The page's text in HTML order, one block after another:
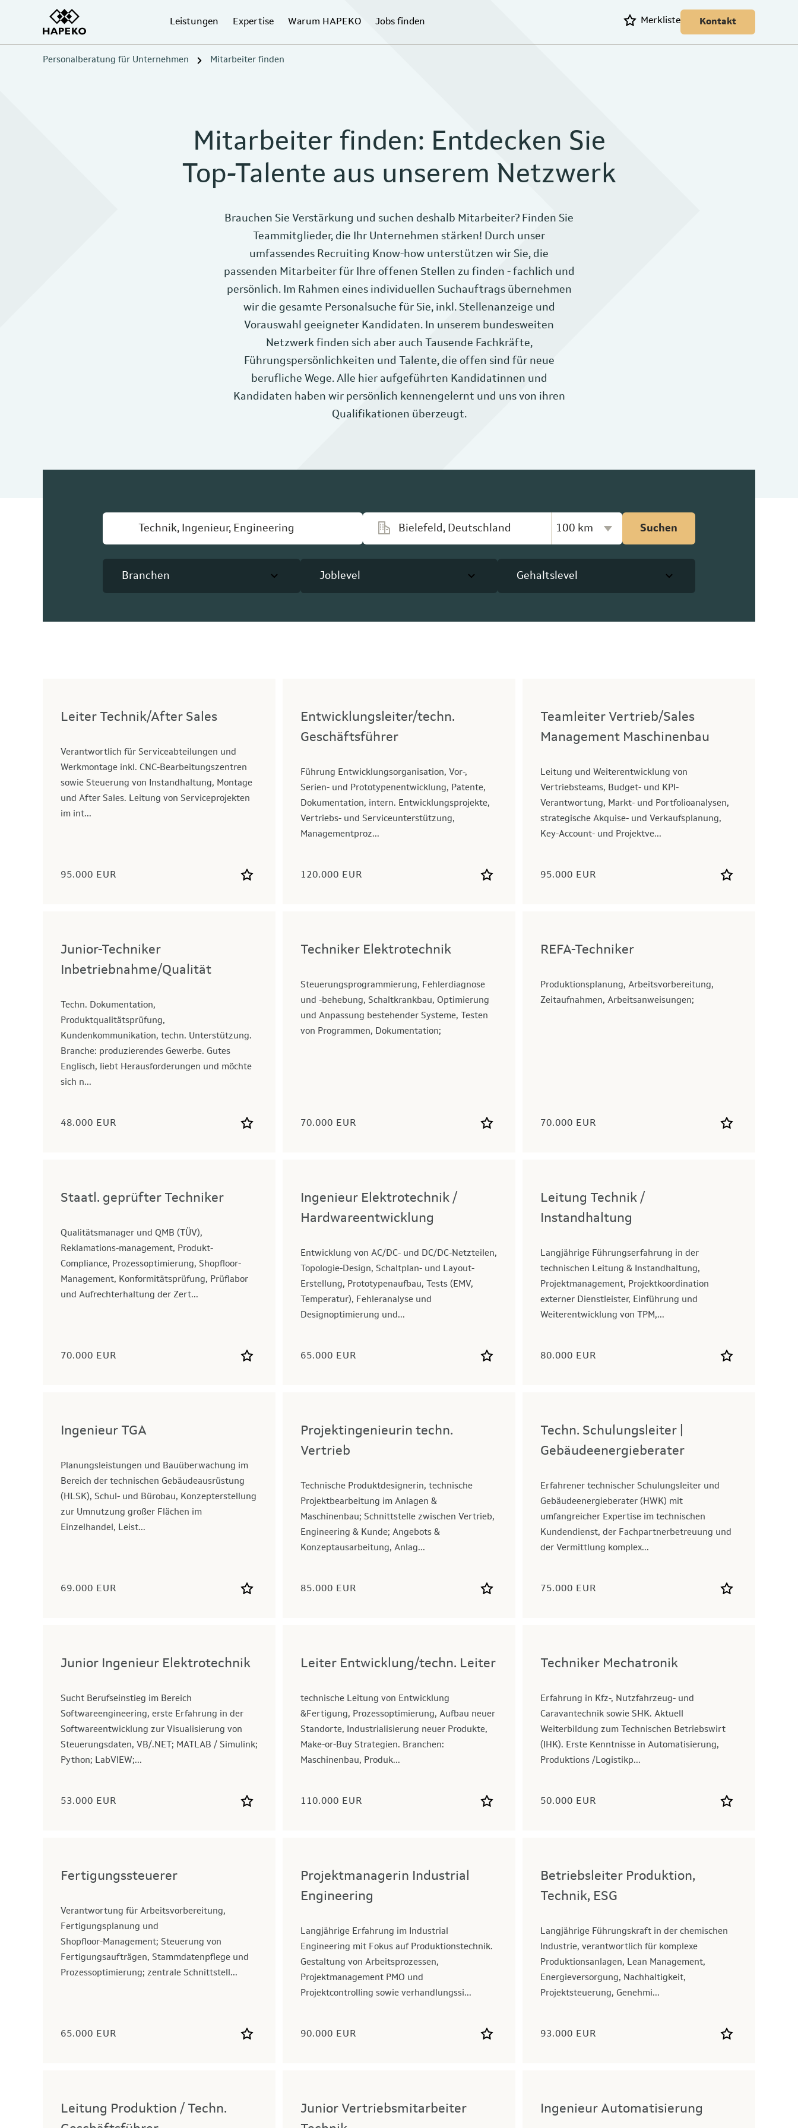
Leistungen Expertise Warum HAPEKO Jobs finden Merkliste Kontakt
Personalberatung für Unternehmen Mitarbeiter finden
Mitarbeiter finden: Entdecken Sie
Top-Talente aus unserem Netzwerk
Brauchen Sie Verstärkung und suchen deshalb Mitarbeiter? Finden Sie
Teammitglieder, die Ihr Unternehmen stärken! Durch unser
umfassendes Recruiting Know-how unterstützen wir Sie, die
passenden Mitarbeiter für Ihre offenen Stellen zu finden - fachlich und
persönlich. Im Rahmen eines individuellen Suchauftrags übernehmen
wir die gesamte Personalsuche für Sie, inkl. Stellenanzeige und
Vorauswahl geeigneter Kandidaten. In unserem bundesweiten
Netzwerk finden sich aber auch Tausende Fachkräfte,
Führungspersönlichkeiten und Talente, die offen sind für neue
berufliche Wege. Alle hier aufgeführten Kandidatinnen und
Kandidaten haben wir persönlich kennengelernt und uns von ihren
Qualifikationen überzeugt.
Kilometer-Radius
Suchen
Branchen Joblevel Gehaltslevel
Leiter Technik/After Sales
Verantwortlich für Serviceabteilungen und
Werkmontage inkl. CNC-Bearbeitungszentren
sowie Steuerung von Instandhaltung, Montage
und After Sales. Leitung von Serviceprojekten
im int...
95.000 EUR
Entwicklungsleiter/techn.
Geschäftsführer
Führung Entwicklungsorganisation, Vor-,
Serien- und Prototypenentwicklung, Patente,
Dokumentation, intern. Entwicklungsprojekte,
Vertriebs- und Serviceunterstützung,
Managementproz...
120.000 EUR
Teamleiter Vertrieb/Sales
Management Maschinenbau
Leitung und Weiterentwicklung von
Vertriebsteams, Budget- und KPI-
Verantwortung, Markt- und Portfolioanalysen,
strategische Akquise- und Verkaufsplanung,
Key-Account- und Projektve...
95.000 EUR
Junior-Techniker
Inbetriebnahme/Qualität
Techn. Dokumentation,
Produktqualitätsprüfung,
Kundenkommunikation, techn. Unterstützung.
Branche: produzierendes Gewerbe. Gutes
Englisch, liebt Herausforderungen und möchte
sich n...
48.000 EUR
Techniker Elektrotechnik
Steuerungsprogrammierung, Fehlerdiagnose
und -behebung, Schaltkrankbau, Optimierung
und Anpassung bestehender Systeme, Testen
von Programmen, Dokumentation;
70.000 EUR
REFA-Techniker
Produktionsplanung, Arbeitsvorbereitung,
Zeitaufnahmen, Arbeitsanweisungen;
70.000 EUR
Staatl. geprüfter Techniker
Qualitätsmanager und QMB (TÜV),
Reklamations-management, Produkt-
Compliance, Prozessoptimierung, Shopfloor-
Management, Konformitätsprüfung, Prüflabor
und Aufrechterhaltung der Zert...
70.000 EUR
Ingenieur Elektrotechnik /
Hardwareentwicklung
Entwicklung von AC/DC- und DC/DC-Netzteilen,
Topologie-Design, Schaltplan- und Layout-
Erstellung, Prototypenaufbau, Tests (EMV,
Temperatur), Fehleranalyse und
Designoptimierung und...
65.000 EUR
Leitung Technik /
Instandhaltung
Langjährige Führungserfahrung in der
technischen Leitung & Instandhaltung,
Projektmanagement, Projektkoordination
externer Dienstleister, Einführung und
Weiterentwicklung von TPM,...
80.000 EUR
Ingenieur TGA
Planungsleistungen und Bauüberwachung im
Bereich der technischen Gebäudeausrüstung
(HLSK), Schul- und Bürobau, Konzepterstellung
zur Umnutzung großer Flächen im
Einzelhandel, Leist...
69.000 EUR
Projektingenieurin techn.
Vertrieb
Technische Produktdesignerin, technische
Projektbearbeitung im Anlagen &
Maschinenbau; Schnittstelle zwischen Vertrieb,
Engineering & Kunde; Angebots &
Konzeptausarbeitung, Anlag...
85.000 EUR
Techn. Schulungsleiter |
Gebäudeenergieberater
Erfahrener technischer Schulungsleiter und
Gebäudeenergieberater (HWK) mit
umfangreicher Expertise im technischen
Kundendienst, der Fachpartnerbetreuung und
der Vermittlung komplex...
75.000 EUR
Junior Ingenieur Elektrotechnik
Sucht Berufseinstieg im Bereich
Softwareengineering, erste Erfahrung in der
Softwareentwicklung zur Visualisierung von
Steuerungsdaten, VB/.NET; MATLAB / Simulink;
Python; LabVIEW;...
53.000 EUR
Leiter Entwicklung/techn. Leiter
technische Leitung von Entwicklung
&Fertigung, Prozessoptimierung, Aufbau neuer
Standorte, Industrialisierung neuer Produkte,
Make-or-Buy Strategien. Branchen:
Maschinenbau, Produk...
110.000 EUR
Techniker Mechatronik
Erfahrung in Kfz-, Nutzfahrzeug- und
Caravantechnik sowie SHK. Aktuell
Weiterbildung zum Technischen Betriebswirt
(IHK). Erste Kenntnisse in Automatisierung,
Produktions /Logistikp...
50.000 EUR
Fertigungssteuerer
Verantwortung für Arbeitsvorbereitung,
Fertigungsplanung und
Shopfloor‑Management; Steuerung von
Fertigungsaufträgen, Stammdatenpflege und
Prozessoptimierung; zentrale Schnittstell...
65.000 EUR
Projektmanagerin Industrial
Engineering
Langjährige Erfahrung im Industrial
Engineering mit Fokus auf Produktionstechnik.
Gestaltung von Arbeitsprozessen,
Projektmanagement PMO und
Projektcontrolling sowie verhandlungssi...
90.000 EUR
Betriebsleiter Produktion,
Technik, ESG
Langjährige Führungskraft in der chemischen
Industrie, verantwortlich für komplexe
Produktionsanlagen, Lean Management,
Energieversorgung, Nachhaltigkeit,
Projektsteuerung, Genehmi...
93.000 EUR
Leitung Produktion / Techn.
Junior Vertriebsmitarbeiter
Ingenieur Automatisierung